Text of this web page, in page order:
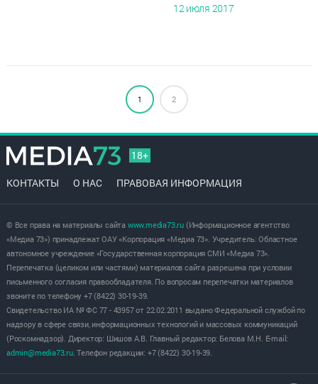
12 июля 2017
1 2
18+
КОНТАКТЫ О НАС ПРАВОВАЯ ИНФОРМАЦИЯ
© Все права на материалы сайта www.media73.ru(Информационное агентство
«Медиа 73») принадлежат ОАУ «Корпорация «Медиа 73». Учредитель: Областное
автономное учреждение «Государственная корпорация СМИ «Медиа 73».
Перепечатка (целиком или частями) материалов сайта разрешена при условии
письменного согласия правообладателя. По вопросам перепечатки материалов
звоните по телефону +7 (8422) 30-19-39.
Свидетельство ИА № ФС 77 - 43957 от 22.02.2011 выдано Федеральной службой по
надзору в сфере связи, информационных технологий и массовых коммуникаций
(Роскомнадзор). Директор: Шишов А.В. Главный редактор: Белова М.Н. E-mail:
admin@media73.ru. Телефон редакции: +7 (8422) 30-19-39.